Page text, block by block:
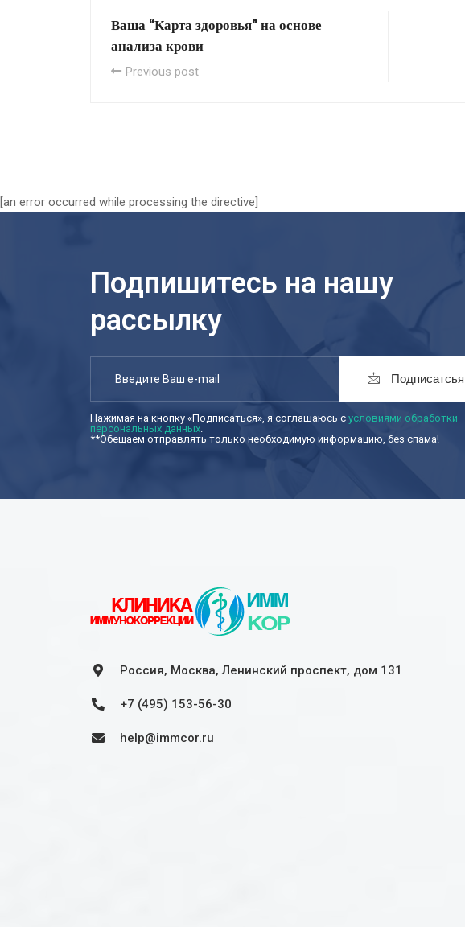
Ваша “Карта здоровья” на основе
анализа крови
Previous post
[an error occurred while processing the directive]
Подпишитесь на нашу
рассылку
Подписатсья
Нажимая на кнопку «Подписаться», я соглашаюсь с условиями обработки
персональных данных.
**Обещаем отправлять только необходимую информацию, без спама!
Россия, Москва, Ленинский проспект, дом 131
+7 (495) 153-56-30
help@immcor.ru